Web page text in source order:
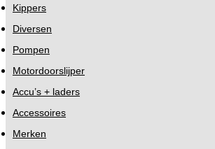
Kippers
Diversen
Pompen
Motordoorslijper
Accu’s + laders
Accessoires
Merken